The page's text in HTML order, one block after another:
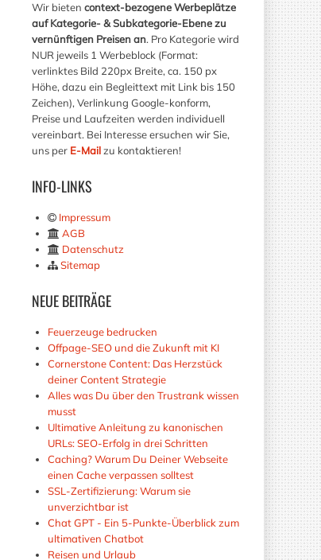
Wir bieten context-bezogene Werbeplätze
auf Kategorie- & Subkategorie-Ebene zu
vernünftigen Preisen an. Pro Kategorie wird
NUR jeweils 1 Werbeblock (Format:
verlinktes Bild 220px Breite, ca. 150 px
Höhe, dazu ein Begleittext mit Link bis 150
Zeichen), Verlinkung Google-konform,
Preise und Laufzeiten werden individuell
vereinbart. Bei Interesse ersuchen wir Sie,
uns per E-Mailzu kontaktieren!
INFO-LINKS
Impressum
AGB
Datenschutz
Sitemap
NEUEBEITRÄGE
Feuerzeuge bedrucken
Offpage-SEO und die Zukunft mit KI
Cornerstone Content: Das Herzstück
deiner Content Strategie
Alles was Du über den Trustrank wissen
musst
Ultimative Anleitung zu kanonischen
URLs: SEO-Erfolg in drei Schritten
Caching? Warum Du Deiner Webseite
einen Cache verpassen solltest
SSL-Zertifizierung: Warum sie
unverzichtbar ist
Chat GPT - Ein 5-Punkte-Überblick zum
ultimativen Chatbot
Reisen und Urlaub